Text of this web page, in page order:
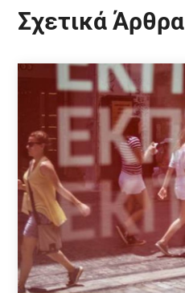
Σχετικά Άρθρα